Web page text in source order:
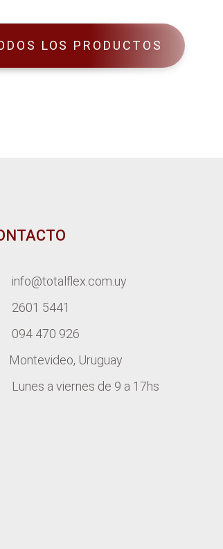
LOS PRODUCTOS
info@totalflex.com.uy
2601 5441
094 470 926
Montevideo, Uruguay
Lunes a viernes de 9 a 17hs